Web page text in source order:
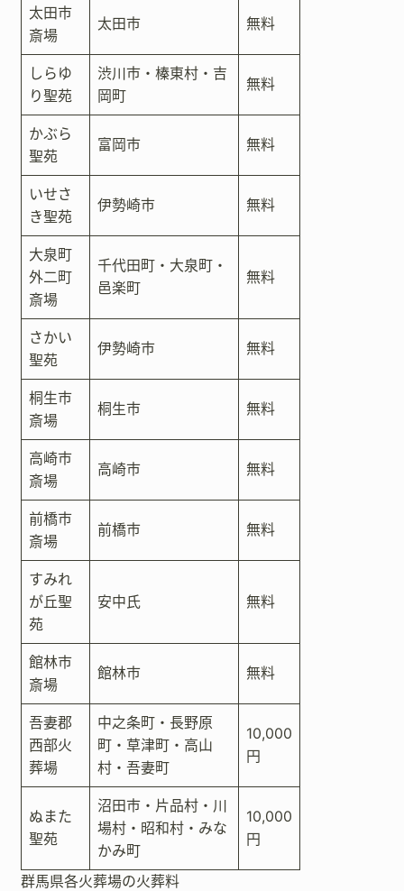
太田市
斎場
太田市 無料
しらゆ
り聖苑
渋川市・榛東村・吉
岡町
無料
かぶら
聖苑
富岡市 無料
いせさ
き聖苑
伊勢崎市 無料
大泉町
外二町
斎場
千代田町・大泉町・
邑楽町
無料
さかい
聖苑
伊勢崎市 無料
桐生市
斎場
桐生市 無料
高崎市
斎場
高崎市 無料
前橋市
斎場
前橋市 無料
すみれ
が丘聖
苑
安中氏 無料
館林市
斎場
館林市 無料
吾妻郡
西部火
葬場
中之条町・長野原
町・草津町・高山
村・吾妻町
10,000
円
ぬまた
聖苑
沼田市・片品村・川
場村・昭和村・みな
かみ町
10,000
円
群馬県各火葬場の火葬料